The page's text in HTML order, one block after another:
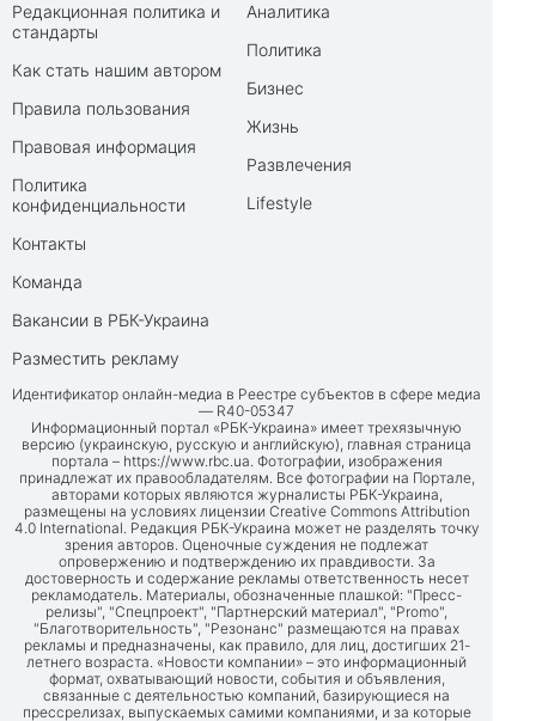
Редакционная политика и
стандарты
Как стать нашим автором
Правила пользования
Правовая информация
Политика
конфиденциальности
Контакты
Команда
Вакансии в РБК-Украина
Разместить рекламу
Аналитика
Политика
Бизнес
Жизнь
Развлечения
Lifestyle
Идентификатор онлайн-медиа в Реестре субъектов в сфере медиа
— R40-05347
Информационный портал «РБК-Украина» имеет трехязычную
версию (украинскую, русскую и английскую), главная страница
портала – https://www.rbc.ua. Фотографии, изображения
принадлежат их правообладателям. Все фотографии на Портале,
авторами которых являются журналисты РБК-Украина,
размещены на условиях лицензии Creative Commons Attribution
4.0 International. Редакция РБК-Украина может не разделять точку
зрения авторов. Оценочные суждения не подлежат
опровержению и подтверждению их правдивости. За
достоверность и содержание рекламы ответственность несет
рекламодатель. Материалы, обозначенные плашкой: "Пресс-
релизы", "Спецпроект", "Партнерский материал", "Promo",
"Благотворительность", "Резонанс" размещаются на правах
рекламы и предназначены, как правило, для лиц, достигших 21-
летнего возраста. «Новости компании» – это информационный
формат, охватывающий новости, события и объявления,
связанные с деятельностью компаний, базирующиеся на
прессрелизах, выпускаемых самими компаниями, и за которые